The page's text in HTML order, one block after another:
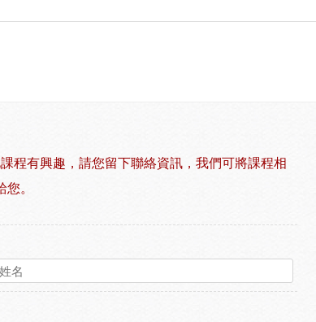
程有興趣，請您留下聯絡資訊，我們可將課程相
。